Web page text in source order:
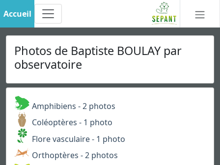
Accueil
Photos de Baptiste BOULAY par
observatoire
Amphibiens - 2 photos
Coléoptères - 1 photo
Flore vasculaire - 1 photo
Orthoptères - 2 photos